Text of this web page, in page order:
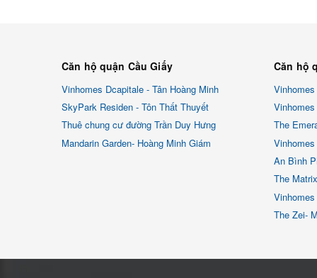
Căn hộ quận Cầu Giấy
Vinhomes Dcapitale - Tân Hoàng Minh
SkyPark Residen - Tôn Thất Thuyết
Thuê chung cư đường Trần Duy Hưng
Mandarin Garden- Hoàng Minh Giám
Căn hộ
The
An Bình
The
The Zei-